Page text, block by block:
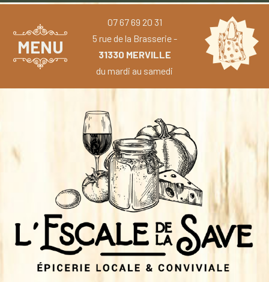
MENU
07 67 69 20 31
5 rue de la Brasserie -
31330 MERVILLE
du mardi au samedi